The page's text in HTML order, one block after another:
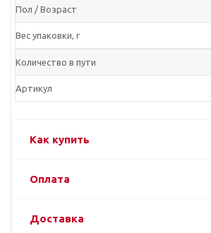
Пол / Возраст
Вес упаковки, г
Количество в пути
Артикул
Как купить
Оплата
Доставка